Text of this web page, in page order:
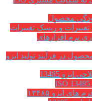
محصول
و ریسک تغییرات
نرم افزارهای
در فرآیند تولید ایزو
ایزو 13485
ایزو ۱۳۴۸۵